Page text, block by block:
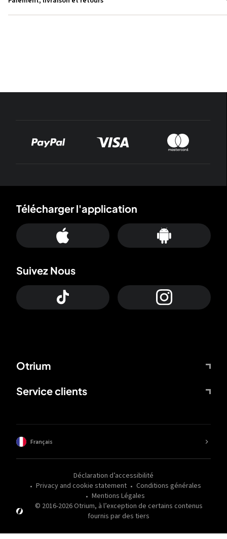
Otrium
Service clients
Télécharger l'application
Suivez Nous
© 2016-2026Otrium, à l’exception de certains contenus
fournis par des tiers
Déclaration d’accessibilité
Privacy and cookie statement
Conditions générales
Mentions Légales
Français